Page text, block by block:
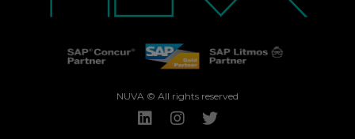
NUVA © All rights reserved